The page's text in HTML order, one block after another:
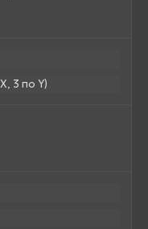
3 по Y)